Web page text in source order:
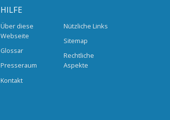
HILFE
Über diese
Webseite
Glossar
Presseraum
Kontakt
Nützliche Links
Sitemap
Rechtliche
Aspekte